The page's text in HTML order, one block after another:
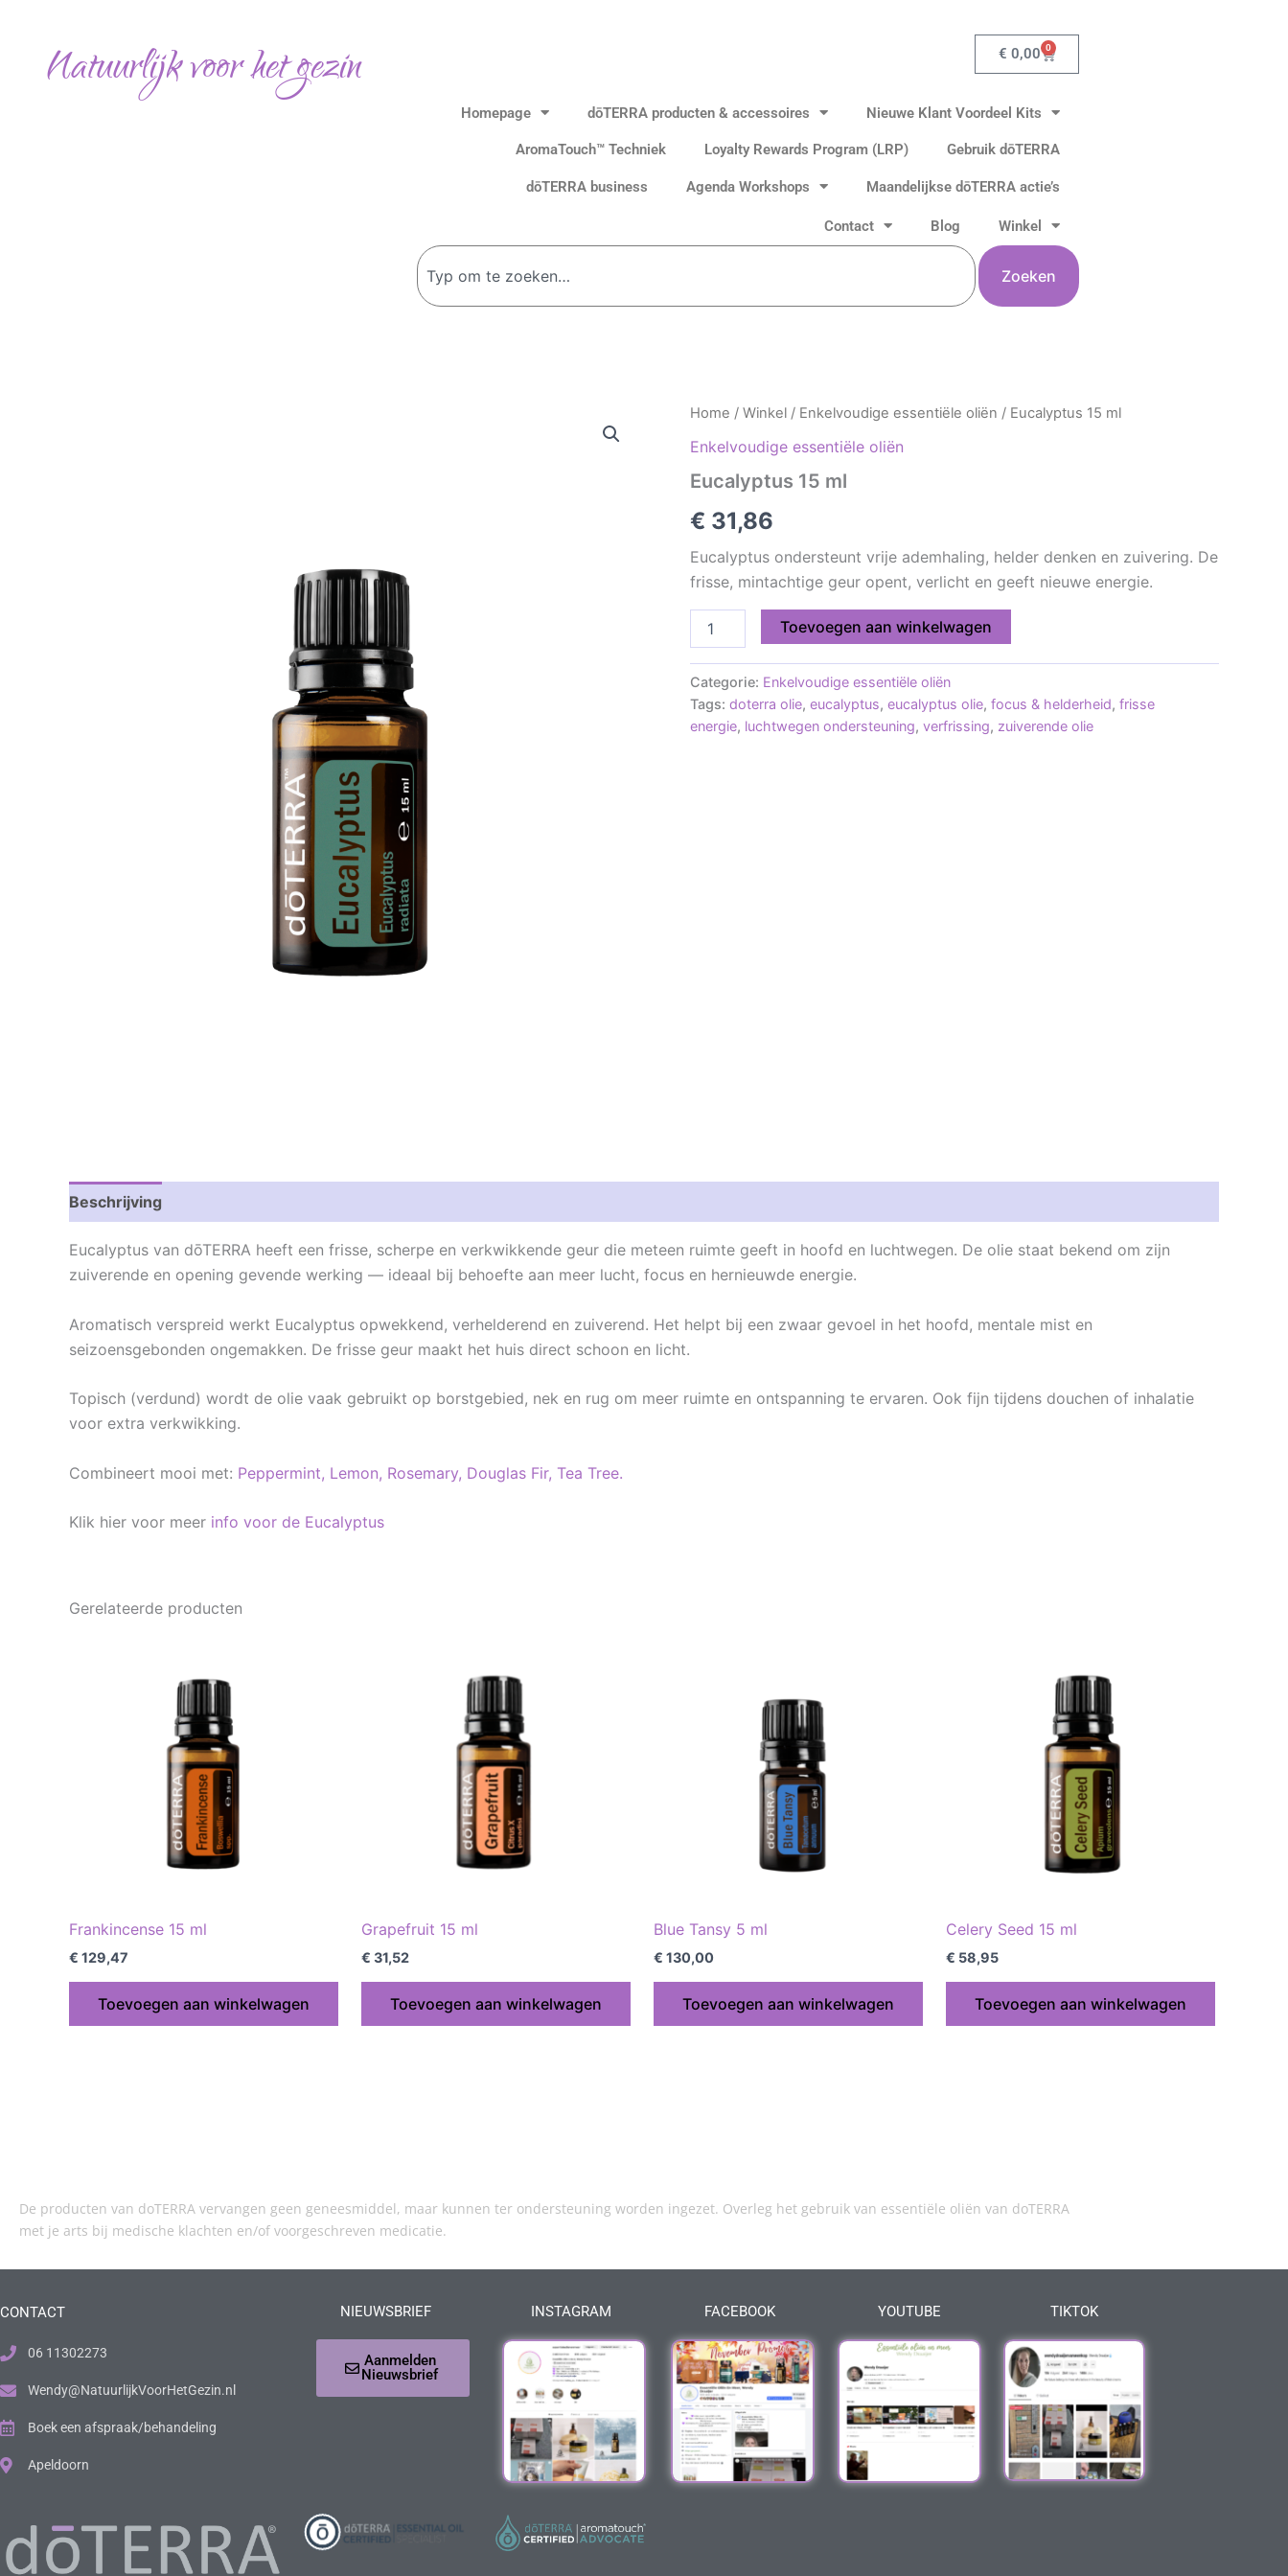
Natuurlijk voor het gezin € 0,00 0
Winkelwagen
Homepage dōTERRA producten & accessoires Nieuwe Klant Voordeel Kits
AromaTouch™ Techniek Loyalty Rewards Program (LRP) Gebruik dōTERRA
dōTERRA business Agenda Workshops Maandelijkse dōTERRA actie’s
Contact Blog Winkel
Zoeken
Zoeken
Home / Winkel / Enkelvoudige essentiële oliën / Eucalyptus 15 ml
Enkelvoudige essentiële oliën
Eucalyptus 15 ml
€ 31,86
Eucalyptus ondersteunt vrije ademhaling, helder denken en zuivering. De
frisse, mintachtige geur opent, verlicht en geeft nieuwe energie.
Eucalyptus
ml
Toevoegen aan winkelwagen
Categorie: Enkelvoudige essentiële oliën
Tags: doterra olie, eucalyptus, eucalyptus olie, focus & helderheid, frisse
energie, luchtwegen ondersteuning, verfrissing, zuiverende olie
Beschrijving
Eucalyptus van dōTERRA heeft een frisse, scherpe en verkwikkende geur die meteen ruimte geeft in hoofd en luchtwegen. De olie staat bekend om zijn
zuiverende en opening gevende werking — ideaal bij behoefte aan meer lucht, focus en hernieuwde energie.
Aromatisch verspreid werkt Eucalyptus opwekkend, verhelderend en zuiverend. Het helpt bij een zwaar gevoel in het hoofd, mentale mist en
seizoensgebonden ongemakken. De frisse geur maakt het huis direct schoon en licht.
Topisch (verdund) wordt de olie vaak gebruikt op borstgebied, nek en rug om meer ruimte en ontspanning te ervaren. Ook fijn tijdens douchen of inhalatie
voor extra verkwikking.
Combineert mooi met: Peppermint, Lemon, Rosemary, Douglas Fir, Tea Tree.
Klik hier voor meer info voor de Eucalyptus
Gerelateerde producten
Frankincense 15 ml
€ 129,47
Toevoegen aan winkelwagen
Grapefruit 15 ml
€ 31,52
Toevoegen aan winkelwagen
Blue Tansy 5 ml
€ 130,00
Toevoegen aan winkelwagen
Celery Seed 15 ml
€ 58,95
Toevoegen aan winkelwagen
De producten van doTERRA vervangen geen geneesmiddel, maar kunnen ter ondersteuning worden ingezet. Overleg het gebruik van essentiële oliën van doTERRA
met je arts bij medische klachten en/of voorgeschreven medicatie.
CONTACT
06 11302273
Wendy@NatuurlijkVoorHetGezin.nl
Boek een afspraak/behandeling
Apeldoorn
NIEUWSBRIEF
Aanmelden
Nieuwsbrief
INSTAGRAM FACEBOOK YOUTUBE TIKTOK